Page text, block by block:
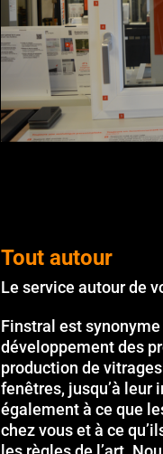
Tout autour
Le service autour de
Finstral est
développement des
production de
fenêtres, jusqu’à
également à ce que
chez vous et à ce